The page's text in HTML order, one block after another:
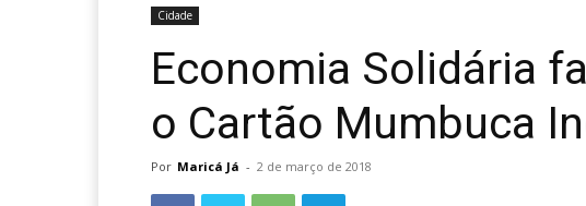
Cidade
Economia Solidária
o Cartão Mumbuca
Por Maricá Já - 2 de março de 2018